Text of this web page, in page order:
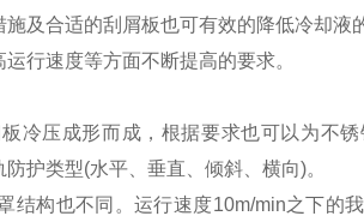
及合适的刮屑板也可有效的降低冷却液
行速度等方面不断提高的要求。
冷压成形而成，根据要求也可以为不
护类型(水平、垂直、倾斜、横向)。
结构也不同。运行速度10m/min之下的